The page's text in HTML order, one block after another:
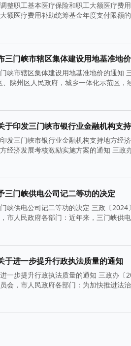
整职工基本医疗保险和职工大额医疗
额医疗费用补助统筹基金年度支付限额
三门峡市辖区集体建设用地基准地
峡市辖区集体建设用地基准地价的通知
陕州区人民政府，城乡一体化示范区
于印发三门峡市银行业金融机构支
发三门峡市银行业金融机构支持地方经
经济发展考核激励实施方案的通知 三
三门峡供电公司记二等功的决定
峡供电公司记二等功的决定 三政〔
市人民政府各部门：近年来，三门峡供
于进一步提升行政执法质量的通知
一步提升行政执法质量的通知 三政办
会，市人民政府各部门：为加快推进法